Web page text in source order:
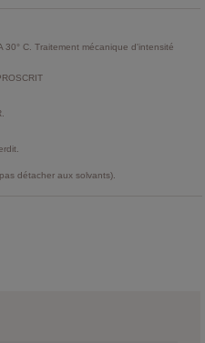
30° C. Traitement mécanique d'intensité
détacher aux solvants).